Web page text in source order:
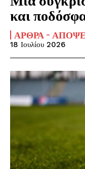
και
ΆΡΘΡΑ -
18 Ιουλίου 2026